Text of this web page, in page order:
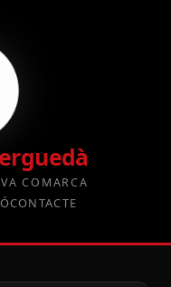
COMARCA
CONTACTE